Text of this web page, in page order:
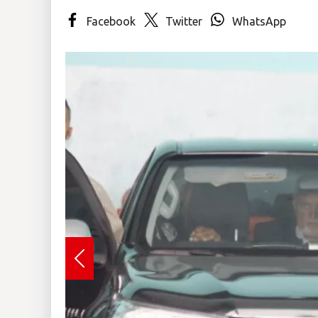
Multimedia
Facebook Twitter WhatsApp
Previous